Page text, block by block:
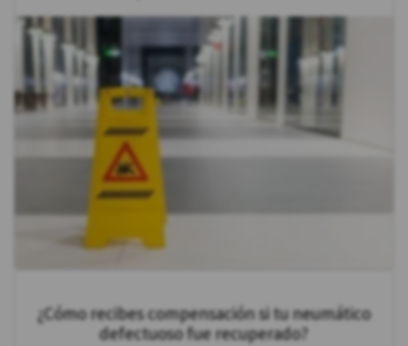
¿Cómo recibes compensación si tu neumático
defectuoso fue recuperado?